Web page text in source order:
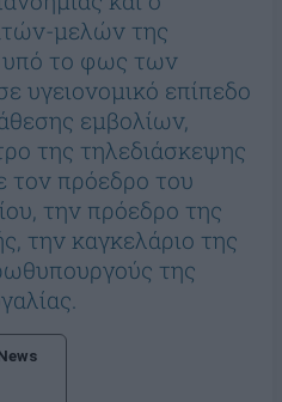
μελών της
το φως των
υγειονομικό επίπεδο
εμβολίων,
της τηλεδιάσκεψης
πρόεδρο του
την πρόεδρο της
την καγκελάριο της
της